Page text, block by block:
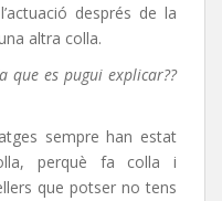
després de la
altra colla.
que es pugui explicar??
sempre han estat
perquè fa colla i
que potser no tens